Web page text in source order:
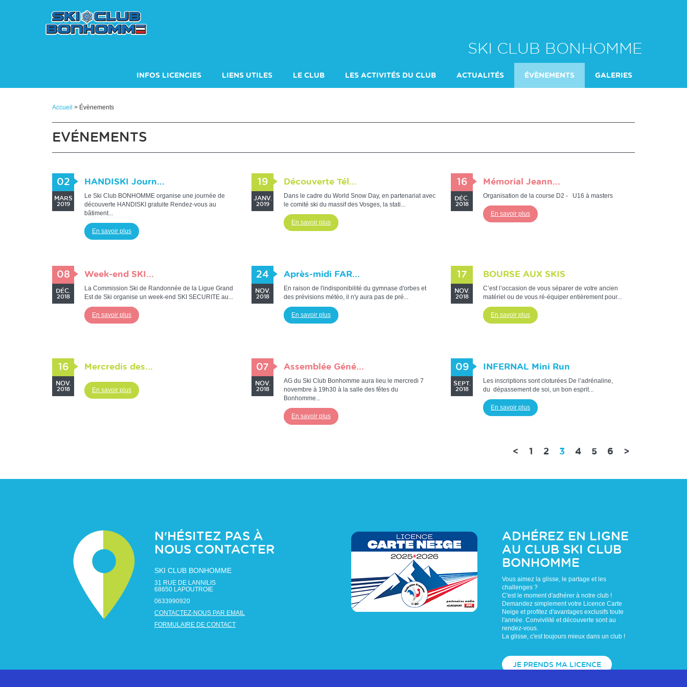
SKI CLUB BONHOMME
INFOS LICENCIES LIENS UTILES LE CLUB LES ACTIVITÉS DU CLUB ACTUALITÉS ÉVÈNEMENTS GALERIES
Accueil > Évènements
EVÉNEMENTS
02
MARS
2019
HANDISKI Journ...
Le Ski Club BONHOMME organise une journée de
découverte HANDISKI gratuite Rendez-vous au
bâtiment...
En savoir plus
19
JANV.
2019
Découverte Tél...
Dans le cadre du World Snow Day, en partenariat avec
le comité ski du massif des Vosges, la stati...
En savoir plus
16
DÉC.
2018
Mémorial Jeann...
Organisation de la course D2 - U16 à masters
En savoir plus
08
DÉC.
2018
Week-end SKI...
La Commission Ski de Randonnée de la Ligue Grand
Est de Ski organise un week-end SKI SECURITE au...
En savoir plus
24
NOV.
2018
Après-midi FAR...
En raison de l'indisponibilité du gymnase d'orbes et
des prévisions météo, il n'y aura pas de pré...
En savoir plus
17
NOV.
2018
BOURSE AUX SKIS
C’est l’occasion de vous séparer de votre ancien
matériel ou de vous ré-équiper entièrement pour...
En savoir plus
16
NOV.
2018
Mercredis des...
En savoir plus
07
NOV.
2018
Assemblée Géné...
AG du Ski Club Bonhomme aura lieu le mercredi 7
novembre à 19h30 à la salle des fêtes du
Bonhomme...
En savoir plus
09
SEPT.
2018
INFERNAL Mini Run
Les inscriptions sont cloturées De l’adrénaline,
du dépassement de soi, un bon esprit...
En savoir plus
< 1 2 3(current)
4 5 6 >
N'HÉSITEZ PAS À
NOUS CONTACTER
SKI CLUB BONHOMME
31 RUE DE LANNILIS
68650 LAPOUTROIE
0633990920
CONTACTEZ-NOUS PAR EMAIL
FORMULAIRE DE CONTACT
ADHÉREZ EN LIGNE
AU CLUB SKI CLUB
BONHOMME
Vous aimez la glisse, le partage et les
challenges ?
C'est le moment d'adhérer à notre club !
Demandez simplement votre Licence Carte
Neige et profitez d'avantages exclusifs toute
l'année. Convivilité et découverte sont au
rendez-vous.
La glisse, c'est toujours mieux dans un club !
JE PRENDS MA LICENCE